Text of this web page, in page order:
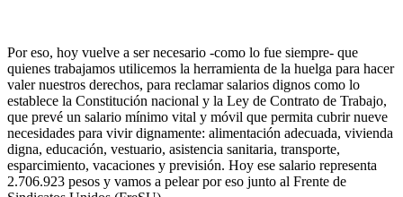
Por eso, hoy vuelve a ser necesario -como lo fue siempre- que
quienes trabajamos utilicemos la herramienta de la huelga para hacer
valer nuestros derechos, para reclamar salarios dignos como lo
establece la Constitución nacional y la Ley de Contrato de Trabajo,
que prevé un salario mínimo vital y móvil que permita cubrir nueve
necesidades para vivir dignamente: alimentación adecuada, vivienda
digna, educación, vestuario, asistencia sanitaria, transporte,
esparcimiento, vacaciones y previsión. Hoy ese salario representa
2.706.923 pesos y vamos a pelear por eso junto al Frente de